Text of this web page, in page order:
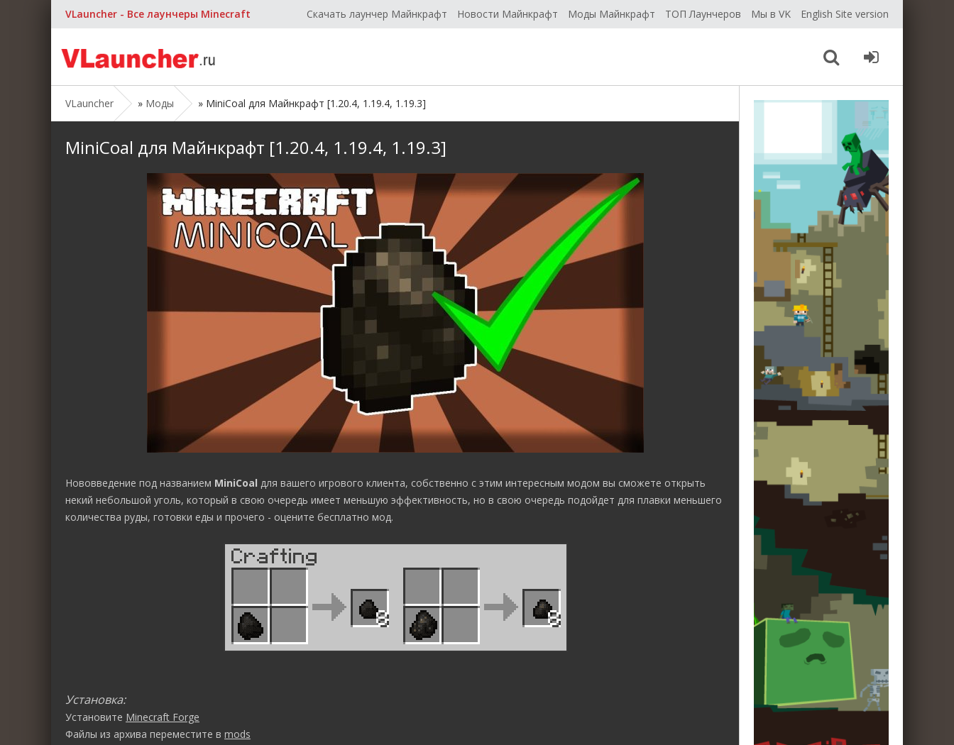
VLauncher - Все лаунчеры Minecraft Скачать лаунчер Майнкрафт Новости Майнкрафт Моды Майнкрафт ТОП Лаунчеров Мы в VK English Site version
VLauncher » Моды » MiniCoal для Майнкрафт [1.20.4, 1.19.4, 1.19.3]
MiniCoal для Майнкрафт [1.20.4, 1.19.4, 1.19.3]
Нововведение под названием MiniCoal для вашего игрового клиента, собственно с этим интересным модом вы сможете открыть
некий небольшой уголь, который в свою очередь имеет меньшую эффективность, но в свою очередь подойдет для плавки меньшего
количества руды, готовки еды и прочего - оцените бесплатно мод.
Установка:
Установите Minecraft Forge
Файлы из архива переместите в mods